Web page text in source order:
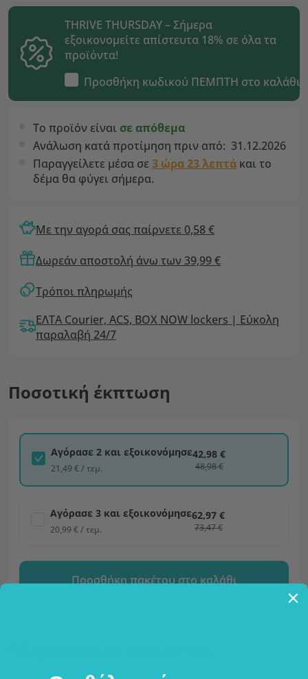
THRIVE THURSDAY – Σήμερα
εξοικονομείτε απίστευτα 18% σε όλα τα
προϊόντα!
Προσθήκη κωδικού ΠΕΜΠΤΗ στο καλάθι
Το προϊόν είναι σε απόθεμα
Ανάλωση κατά προτίμηση πριν από: 31.12.2026
Παραγγείλετε μέσα σε3 ώρα 23 λεπτά και το
δέμα θα φύγει σήμερα.
Με την αγορά σας παίρνετε 0,58 €
Δωρεάν αποστολή άνω των 39,99 €
Τρόποι πληρωμής
ΕΛΤΑ Courier, ACS, BOX NOW lockers | Εύκολη
παραλαβή 24/7
Ποσοτική έκπτωση
Αγόρασε 2 και εξοικονόμησε
21,49 € / τεμ.
42,98 €
48,98 €
Αγόρασε 3 και εξοικονόμησε
20,99 € / τεμ.
62,97 €
73,47 €
Προσθήκη πακέτου στο καλάθι